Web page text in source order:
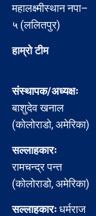
महालक्ष्मीस्थान नपा–
५ (ललितपुर)
हाम्रो टीम
संस्थापक/अध्यक्षः
बाशुदेव खनाल
(कोलोराडो, अमेरिका)
सल्लाहकारः
रामचन्द्र पन्त
(कोलोराडो, अमेरिका)
सल्लाहकारःधर्मराज